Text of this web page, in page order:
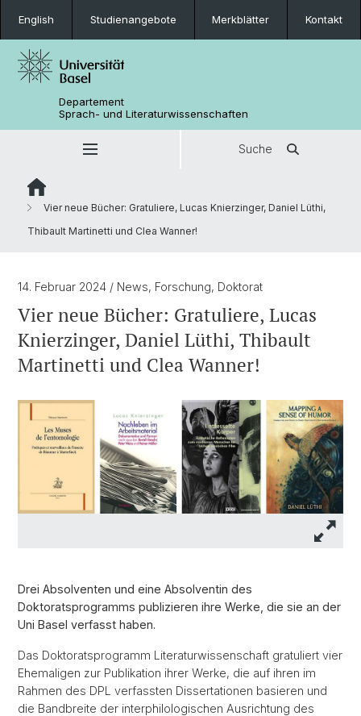
English Studienangebote Merkblätter Kontakt
Departement
Sprach- und Literaturwissenschaften
Suche
Vier neue Bücher: Gratuliere, Lucas Knierzinger, Daniel Lüthi,
Thibault Martinetti und Clea Wanner!
14. Februar 2024 / News, Forschung, Doktorat
Vier neue Bücher: Gratuliere, Lucas
Knierzinger, Daniel Lüthi, Thibault
Martinetti und Clea Wanner!
Drei Absolventen und eine Absolventin des
Doktoratsprogramms publizieren ihre Werke, die sie an der
Uni Basel verfasst haben.
Das Doktoratsprogramm Literaturwissenschaft gratuliert vier
Ehemaligen zur Publikation ihrer Werke, die auf ihren im
Rahmen des DPL verfassten Dissertationen basieren und
die Bandbreite der interphilologischen Ausrichtung des